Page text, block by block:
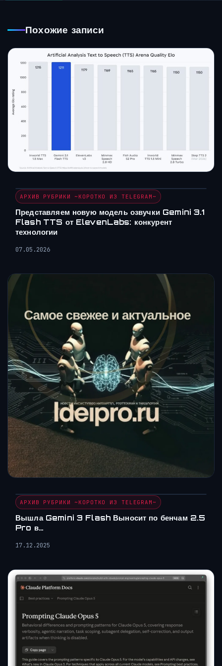
Похожие записи
АРХИВ РУБРИКИ ~КОРОТКО ИЗ TELEGRAM~
Представляем новую модель озвучки Gemini 3.1
Flash TTS от ElevenLabs: конкурент
технологии
07.05.2026
АРХИВ РУБРИКИ ~КОРОТКО ИЗ TELEGRAM~
Вышла Gemini 3 Flash Выносит по бенчам 2.5
Pro в…
17.12.2025